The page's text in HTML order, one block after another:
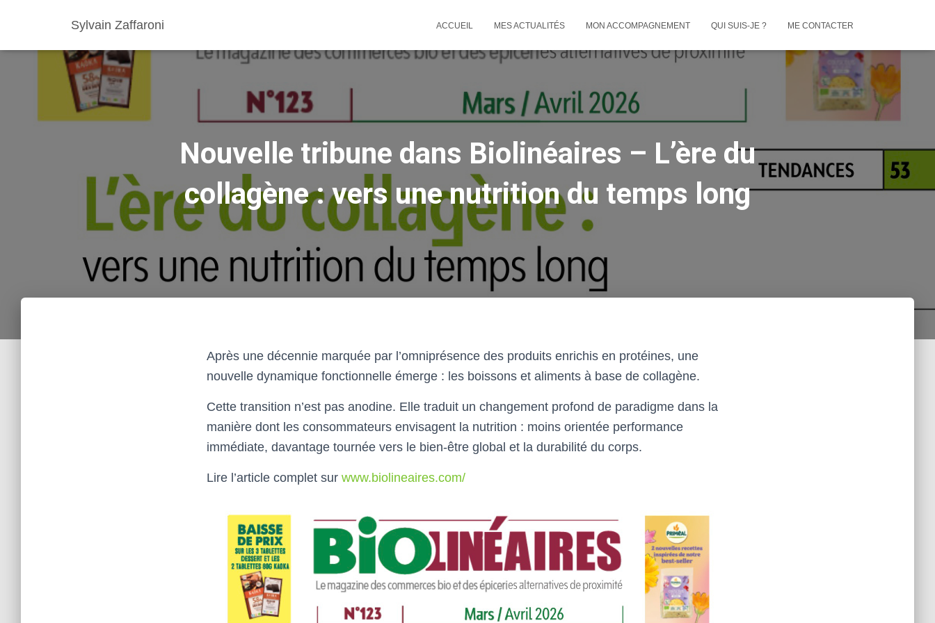
Sylvain Zaffaroni ACCUEIL MES ACTUALITÉS MON ACCOMPAGNEMENT QUI SUIS-JE ? ME CONTACTER
Nouvelle tribune dans Biolinéaires – L’ère du
collagène : vers une nutrition du temps long
Après une décennie marquée par l’omniprésence des produits enrichis en protéines, une
nouvelle dynamique fonctionnelle émerge : les boissons et aliments à base de collagène.
Cette transition n’est pas anodine. Elle traduit un changement profond de paradigme dans la
manière dont les consommateurs envisagent la nutrition : moins orientée performance
immédiate, davantage tournée vers le bien-être global et la durabilité du corps.
Lire l’article complet sur www.biolineaires.com/